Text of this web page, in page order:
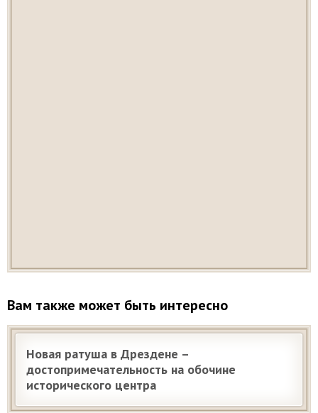
Вам также может быть интересно
Новая ратуша в Дрездене –
достопримечательность на обочине
исторического центра